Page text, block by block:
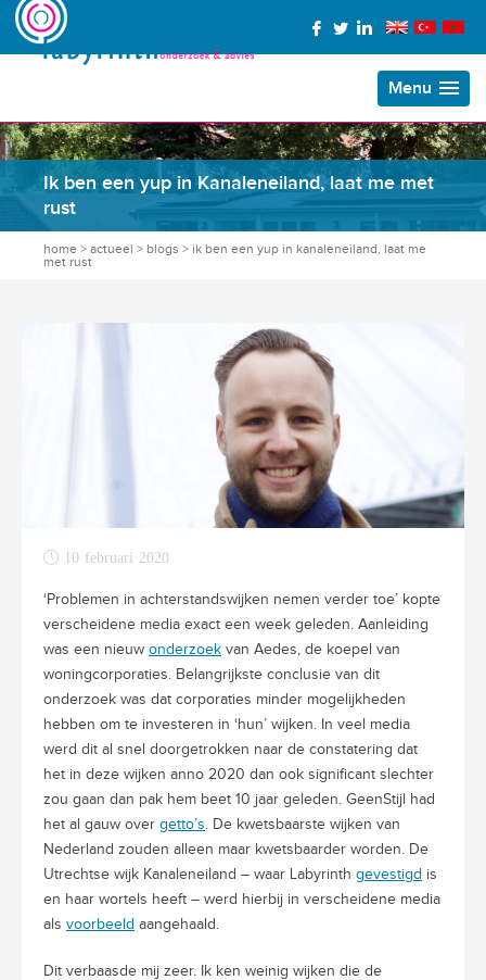
Menu
Ik ben een yup in Kanaleneiland, laat me met
rust
home > actueel > blogs > ik ben een yup in kanaleneiland, laat me
met rust
10 februari 2020
‘Problemen in achterstandswijken nemen verder toe’ kopte
verscheidene media exact een week geleden. Aanleiding
was een nieuw onderzoek van Aedes, de koepel van
woningcorporaties. Belangrijkste conclusie van dit
onderzoek was dat corporaties minder mogelijkheden
hebben om te investeren in ‘hun’ wijken. In veel media
werd dit al snel doorgetrokken naar de constatering dat
het in deze wijken anno 2020 dan ook significant slechter
zou gaan dan pak hem beet 10 jaar geleden. GeenStijl had
het al gauw over getto’s . De kwetsbaarste wijken van
Nederland zouden alleen maar kwetsbaarder worden. De
Utrechtse wijk Kanaleneiland – waar Labyrinth gevestigd is
en haar wortels heeft – werd hierbij in verscheidene media
als voorbeeld aangehaald.
Dit verbaasde mij zeer. Ik ken weinig wijken die de